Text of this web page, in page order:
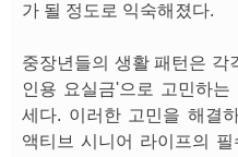
가 될 정도로 익숙해졌다.
중장년들의 생활 패턴은 각
인용 요실금'으로 고민하
세다. 이러한 고민을 해결
액티브 시니어 라이프의